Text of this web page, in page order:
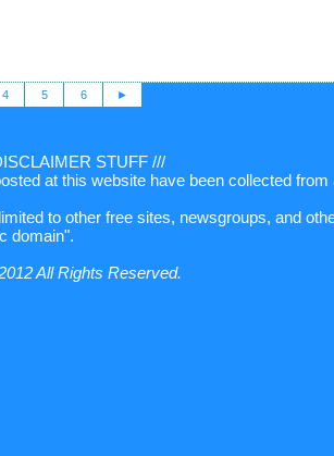
4 5 6 ►
STUFF ///
at this website have been collected
to other free sites, newsgroups, and
domain".
All Rights Reserved.